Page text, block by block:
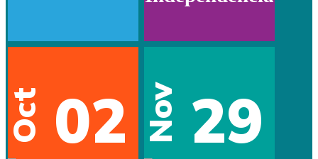
Oct 02 Nov 29